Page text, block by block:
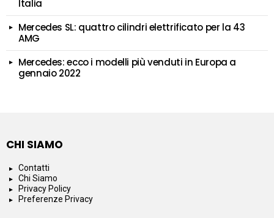
Italia
Mercedes SL: quattro cilindri elettrificato per la 43
AMG
Mercedes: ecco i modelli più venduti in Europa a
gennaio 2022
CHI SIAMO
Contatti
Chi Siamo
Privacy Policy
Preferenze Privacy